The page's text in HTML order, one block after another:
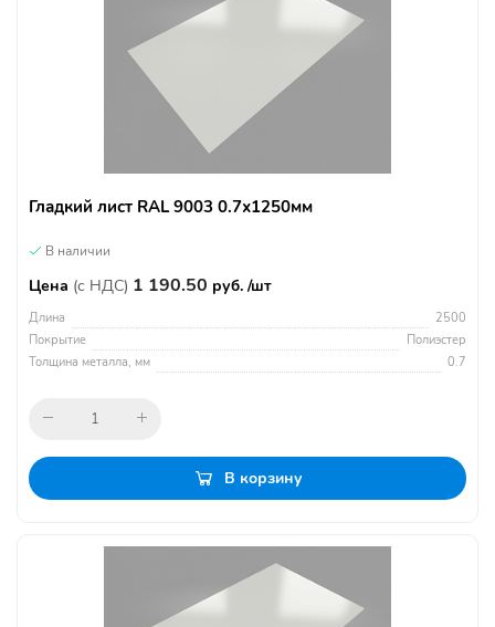
Гладкий лист RAL 9003 0.7х1250мм
В наличии
Цена (с НДС) 1 190.50 руб. /шт
Длина
2500
Покрытие
Полиэстер
Толщина металла, мм
0.7
В корзину